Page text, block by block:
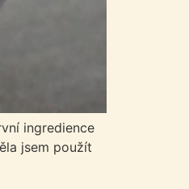
ingredience
jsem použít